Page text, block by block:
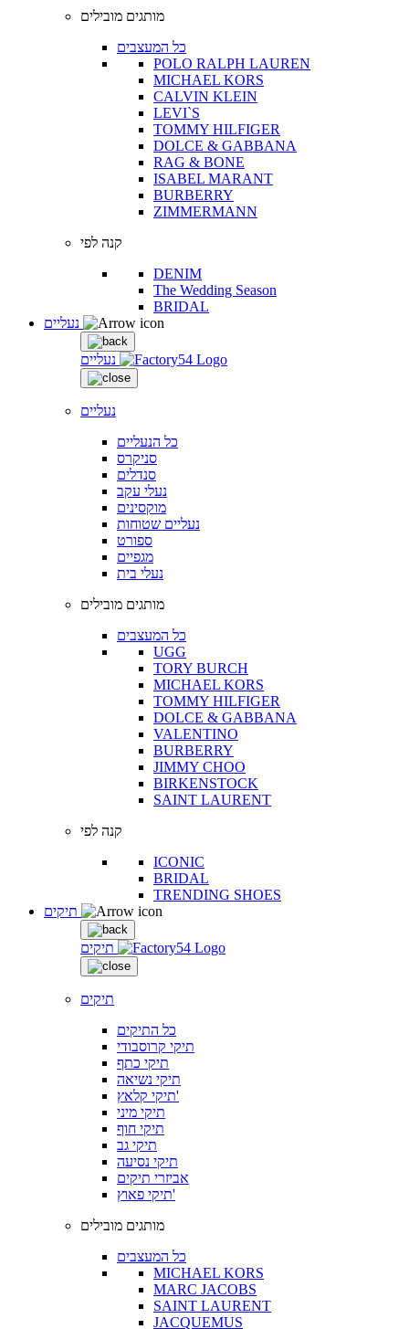
מותגים מובילים
כל המעצבים
POLO RALPH LAUREN
MICHAEL KORS
CALVIN KLEIN
LEVI`S
TOMMY HILFIGER
DOLCE & GABBANA
RAG & BONE
ISABEL MARANT
BURBERRY
ZIMMERMANN
קנה לפי
DENIM
The Wedding Season
BRIDAL
נעליים
נעליים
כל הנעליים
סניקרס
סנדלים
נעלי עקב
מוקסינים
נעליים שטוחות
ספורט
מגפיים
נעלי בית
מותגים מובילים
כל המעצבים
UGG
TORY BURCH
MICHAEL KORS
TOMMY HILFIGER
DOLCE & GABBANA
VALENTINO
BURBERRY
JIMMY CHOO
BIRKENSTOCK
SAINT LAURENT
קנה לפי
ICONIC
BRIDAL
TRENDING SHOES
תיקים
תיקים
כל התיקים
תיקי קרוסבודי
תיקי כתף
תיקי נשיאה
תיקי קלאץ'
תיקי מיני
תיקי חוף
תיקי גב
תיקי נסיעה
אביזרי תיקים
תיקי פאוץ'
מותגים מובילים
כל המעצבים
MICHAEL KORS
MARC JACOBS
SAINT LAURENT
JACQUEMUS